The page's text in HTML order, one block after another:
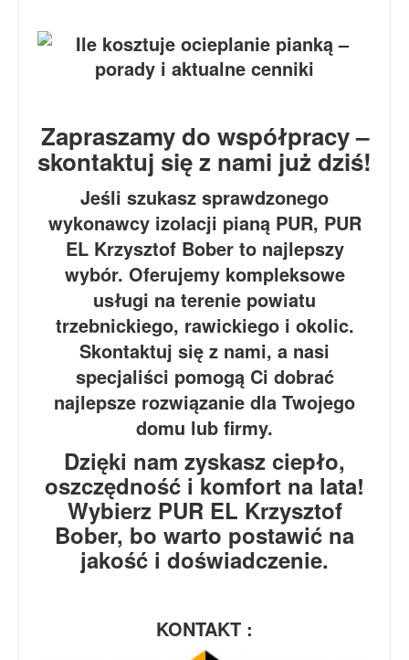
Zapraszamy do współpracy –
skontaktuj się z nami już dziś!
Jeśli szukasz sprawdzonego
wykonawcy izolacji pianą PUR, PUR
EL Krzysztof Bober to najlepszy
wybór. Oferujemy kompleksowe
usługi na terenie powiatu
trzebnickiego, rawickiego i okolic.
Skontaktuj się z nami, a nasi
specjaliści pomogą Ci dobrać
najlepsze rozwiązanie dla Twojego
domu lub firmy.
Dzięki nam zyskasz ciepło,
oszczędność i komfort na lata!
Wybierz PUR EL Krzysztof
Bober, bo warto postawić na
jakość i doświadczenie.
KONTAKT :